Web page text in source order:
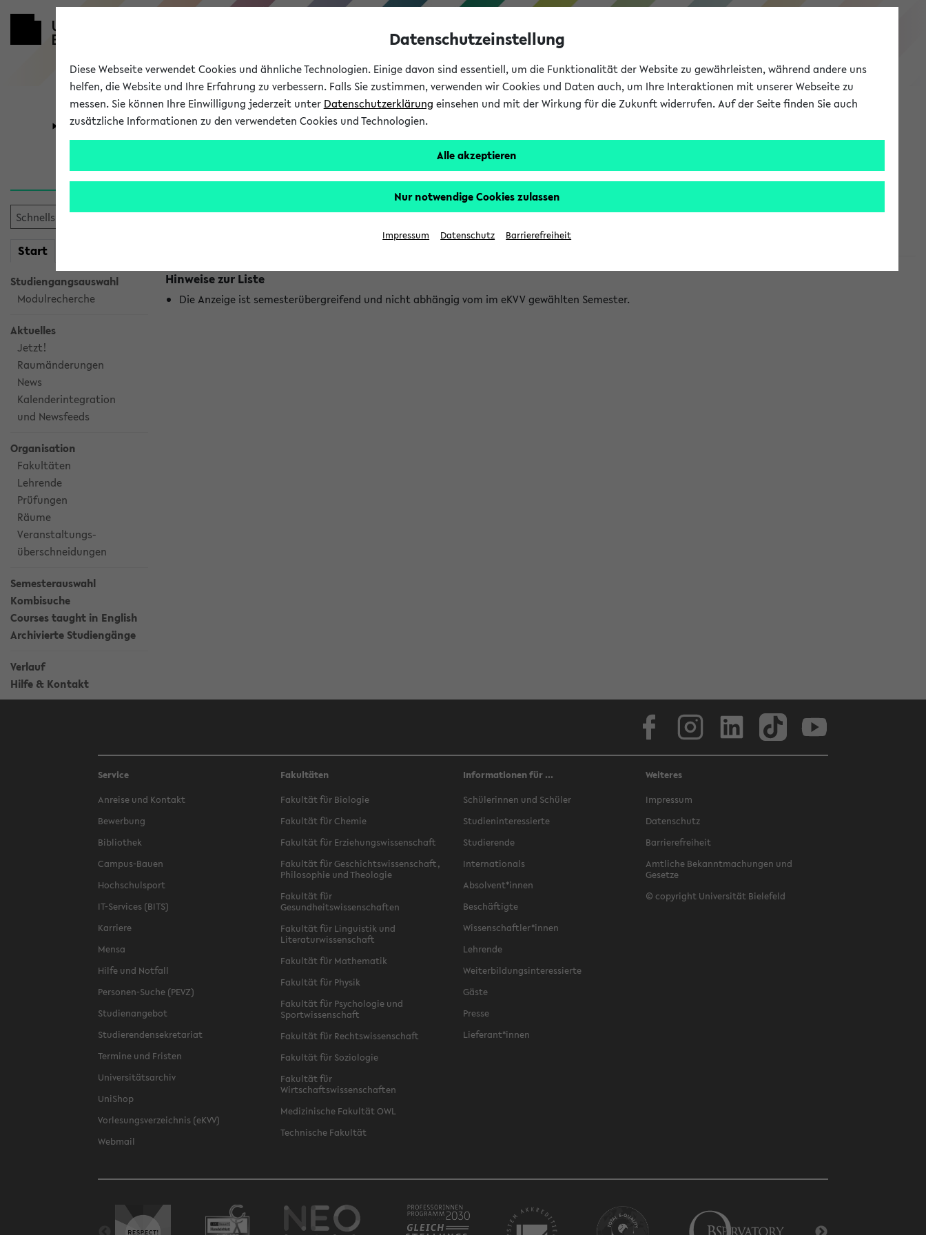
eKVV
Universität Forschung Studium
Start
Studiengangsauswahl
Modulrecherche
Aktuelles
Jetzt!
Raumänderungen
News
Kalenderintegration
und Newsfeeds
Organisation
Fakultäten
Lehrende
Prüfungen
Räume
Veranstaltungs-
überschneidungen
Semesterauswahl
Kombisuche
Courses taught in English
Archivierte Studiengänge
Verlauf
Hilfe & Kontakt
Jetzt und in Kürze stattfindende Veranstaltungen
Hinweise zur Liste
Die Anzeige ist semesterübergreifend und nicht abhängig vom im eKVV gewählten Semester.
Service
Anreise und Kontakt
Bewerbung
Bibliothek
Campus-Bauen
Hochschulsport
IT-Services (BITS)
Karriere
Mensa
Hilfe und Notfall
Personen-Suche (PEVZ)
Studienangebot
Studierendensekretariat
Termine und Fristen
Universitätsarchiv
UniShop
Vorlesungsverzeichnis (eKVV)
Webmail
Fakultäten
Fakultät für Biologie
Fakultät für Chemie
Fakultät für Erziehungswissenschaft
Fakultät für Geschichtswissenschaft,
Philosophie und Theologie
Fakultät für
Gesundheitswissenschaften
Fakultät für Linguistik und
Literaturwissenschaft
Fakultät für Mathematik
Fakultät für Physik
Fakultät für Psychologie und
Sportwissenschaft
Fakultät für Rechtswissenschaft
Fakultät für Soziologie
Fakultät für
Wirtschaftswissenschaften
Medizinische Fakultät OWL
Technische Fakultät
Informationen für ...
Schülerinnen und Schüler
Studieninteressierte
Studierende
Internationals
Absolvent*innen
Beschäftigte
Wissenschaftler*innen
Lehrende
Weiterbildungsinteressierte
Gäste
Presse
Lieferant*innen
Weiteres
Impressum
Datenschutz
Barrierefreiheit
Amtliche Bekanntmachungen und
Gesetze
© copyright Universität Bielefeld
Datenschutzeinstellung
Diese Webseite verwendet Cookies und ähnliche Technologien. Einige davon sind essentiell, um die Funktionalität der Website zu gewährleisten, während andere uns
helfen, die Website und Ihre Erfahrung zu verbessern. Falls Sie zustimmen, verwenden wir Cookies und Daten auch, um Ihre Interaktionen mit unserer Webseite zu
messen. Sie können Ihre Einwilligung jederzeit unter Datenschutzerklärung einsehen und mit der Wirkung für die Zukunft widerrufen. Auf der Seite finden Sie auch
zusätzliche Informationen zu den verwendeten Cookies und Technologien.
Alle akzeptieren
Nur notwendige Cookies zulassen
Impressum Datenschutz Barrierefreiheit